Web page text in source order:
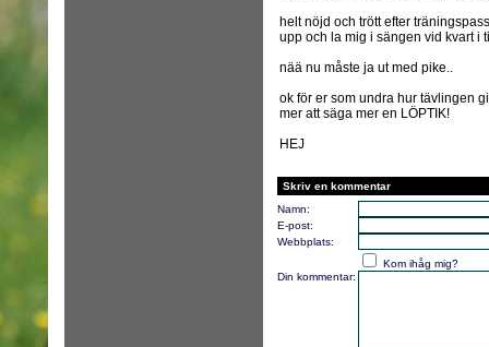
helt nöjd och trött efter
upp och la mig i sängen vid kvart i
nää nu måste ja ut med pike..
ok för er som undra hur tävlingen
mer att säga mer en LÖPTIK!
HEJ
Skriv en kommentar
Namn:
E-post:
Webbplats:
Kom ihåg mig?
Din kommentar: